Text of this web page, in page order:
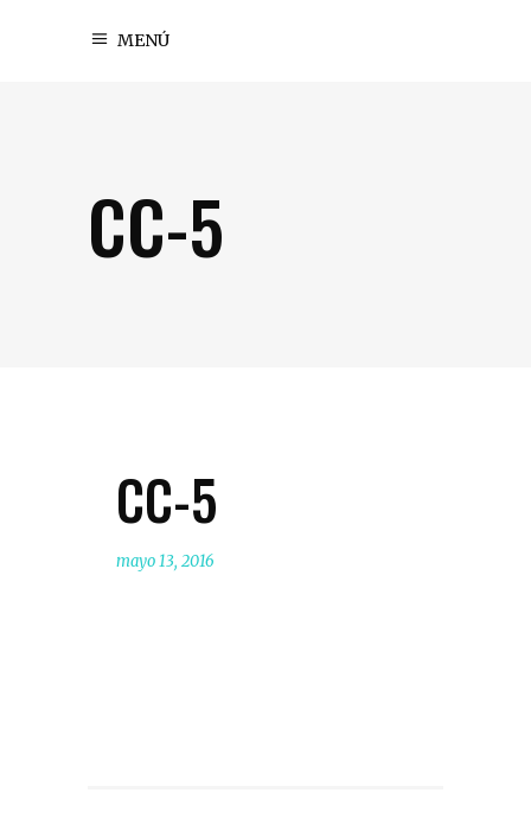
MENÚ
CC-5
CC-5
mayo 13, 2016